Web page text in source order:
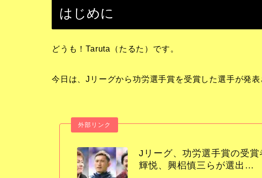
はじめに
どうも！Taruta（たるた）です。
今日は、Jリーグから功労選手賞を受賞した選手が発表
Jリーグ、功労選手賞の受
輝悦、興梠慎三らが選出…